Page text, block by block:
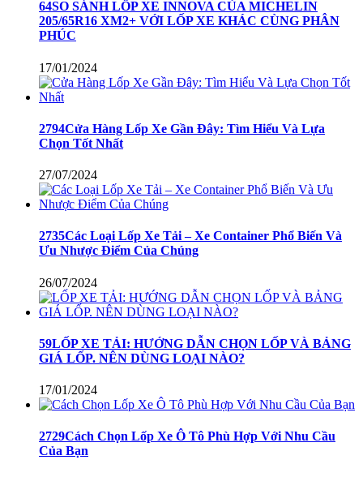
64SO SÁNH LỐP XE INNOVA CỦA MICHELIN
205/65R16 XM2+ VỚI LỐP XE KHÁC CÙNG PHÂN
PHÚC
17/01/2024
2794Cửa Hàng Lốp Xe Gần Đây: Tìm Hiểu Và Lựa
Chọn Tốt Nhất
27/07/2024
2735Các Loại Lốp Xe Tải – Xe Container Phổ Biến Và
Ưu Nhược Điểm Của Chúng
26/07/2024
59LỐP XE TẢI: HƯỚNG DẪN CHỌN LỐP VÀ BẢNG
GIÁ LỐP. NÊN DÙNG LOẠI NÀO?
17/01/2024
2729Cách Chọn Lốp Xe Ô Tô Phù Hợp Với Nhu Cầu
Của Bạn